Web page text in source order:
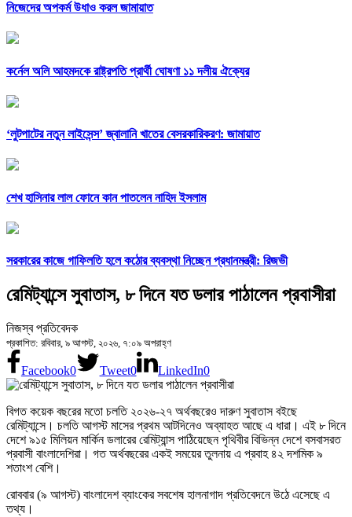
নিজেদের অপকর্ম উধাও করল জামায়াত
কর্নেল অলি আহমদকে রাষ্ট্রপতি প্রার্থী ঘোষণা ১১ দলীয় ঐক্যের
‘লুটপাটের নতুন লাইসেন্স’ জ্বালানি খাতের বেসরকারিকরণ: জামায়াত
শেখ হাসিনার লাল ফোনে কান পাতলেন নাহিদ ইসলাম
সরকারের কাজে গাফিলতি হলে কঠোর ব্যবস্থা নিচ্ছেন প্রধানমন্ত্রী: রিজভী
রেমিট্যান্সে সুবাতাস, ৮ দিনে যত ডলার পাঠালেন প্রবাসীরা
নিজস্ব প্রতিবেদক
প্রকাশিত: রবিবার, ৯ আগস্ট, ২০২৬, ৭:০৯ অপরাহ্ণ
Facebook0 Tweet0 LinkedIn0
বিগত কয়েক বছরের মতো চলতি ২০২৬-২৭ অর্থবছরেও দারুণ সুবাতাস বইছে
রেমিট্যান্সে। চলতি আগস্ট মাসের প্রথম আটদিনেও অব্যাহত আছে এ ধারা। এই ৮ দিনে
দেশে ৯১৫ মিলিয়ন মার্কিন ডলারের রেমিট্যান্স পাঠিয়েছেন পৃথিবীর বিভিন্ন দেশে বসবাসরত
প্রবাসী বাংলাদেশিরা। গত অর্থবছরের একই সময়ের তুলনায় এ প্রবাহ ৪২ দশমিক ৯
শতাংশ বেশি।
রোববার (৯ আগস্ট) বাংলাদেশ ব্যাংকের সবশেষ হালনাগাদ প্রতিবেদনে উঠে এসেছে এ
তথ্য।